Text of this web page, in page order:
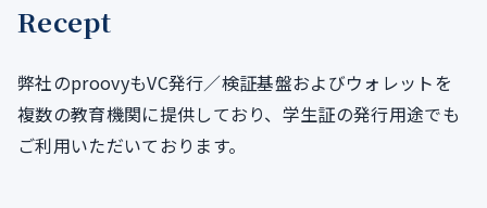
Recept
弊社のproovyもVC発行／検証基盤およびウォレットを
複数の教育機関に提供しており、学生証の発行用途でも
ご利用いただいております。